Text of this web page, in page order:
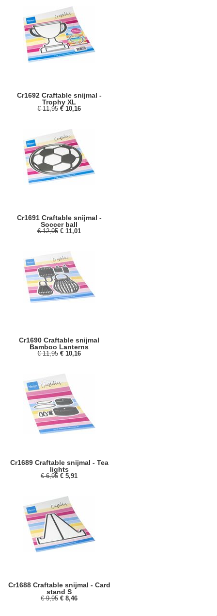
Cr1692 Craftable snijmal -
Trophy XL
€ 11,95 € 10,16
Cr1691 Craftable snijmal -
Soccer ball
€ 12,95 € 11,01
Cr1690 Craftable snijmal
Bamboo Lanterns
€ 11,95 € 10,16
Cr1689 Craftable snijmal - Tea
lights
€ 6,95 € 5,91
Cr1688 Craftable snijmal - Card
stand S
€ 9,95 € 8,46